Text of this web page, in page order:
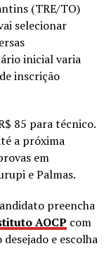
(TRE/TO)
selecionar
inicial varia
inscrição
85 para técnico.
a próxima
em
e Palmas.
preencha
AOCP com
e escolha